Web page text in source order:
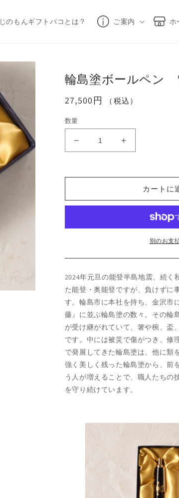
じのもんギフトバコとは？ ご案内 ホ
輪島塗ボールペン
通
価
格
27,500円 （税込）
数量
ル
ン
の
数
量
を
減
ら
す
輪
ル
ン
の
数
量
を
増
や
す
カートに
別のお支
2024年元旦の能登半島地震、続く
た能登・奥能登ですが、負けずに
す。輪島市に本社を持ち、金沢市
藤』に並ぶ輪島塗の数々。その輪
が受け継がれていて、箸や椀、盃
です。中には被災で傷がつき、修
で発展してきた輪島塗は、他に類
強く美しく残った輪島塗から、前
う人が増えることで、職人たちの
を守り続けています。